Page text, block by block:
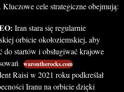
. Kluczowe cele strategiczne obejmują:
Iran stara się regularnie
orbicie okołoziemskiej, aby
do startów i obsługiwać krajowe
warontherocks.com
Raisi w 2021 roku podkreślał
Iranu na orbicie dzięki